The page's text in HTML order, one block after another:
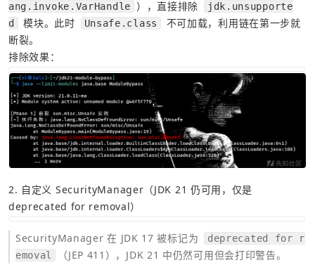
ang.invoke.VarHandle
），直接排除
jdk.unsupporte
d
模块。此时 Unsafe.class
不可加载，利用链在第一步就
断裂。
排除效果：
2. 自定义 SecurityManager（JDK 21 仍可用，仅是
deprecated for removal）
SecurityManager 在 JDK 17 被标记为
deprecated for r
emoval
（JEP 411），JDK 21 中仍然可用但会打印警告。